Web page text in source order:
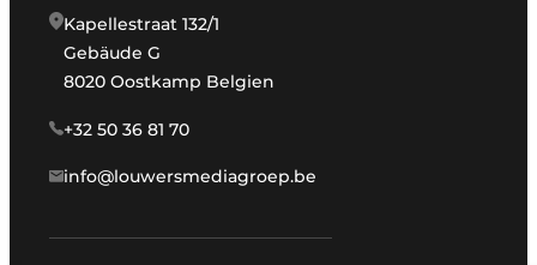
Kapellestraat 132/1
Gebäude G
8020 Oostkamp Belgien
+32 50 36 81 70
info@louwersmediagroep.be